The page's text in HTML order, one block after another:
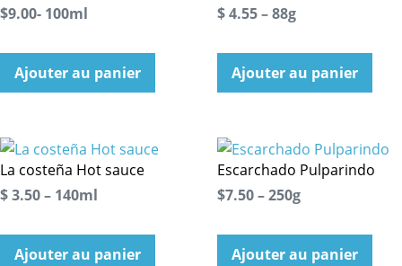
$9.00- 100ml
Ajouter au panier
$ 4.55 – 88g
Ajouter au panier
La costeña Hot sauce
$ 3.50 – 140ml
Ajouter au panier
Escarchado Pulparindo
$7.50 – 250g
Ajouter au panier